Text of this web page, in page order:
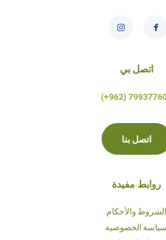
اتصل بي
799377600
اتصل بنا
روابط مفيدة
الشروط والأحكام
سياسة الخصوصية